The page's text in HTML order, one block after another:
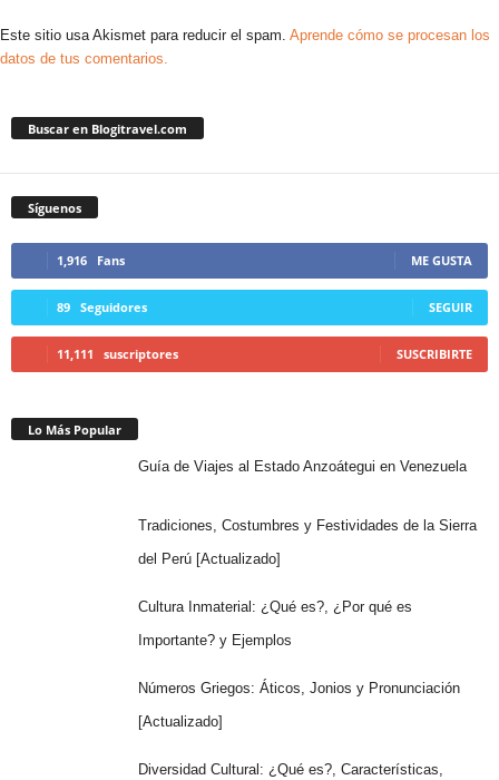
Este sitio usa Akismet para reducir el spam. Aprende cómo se procesan los
datos de tus comentarios.
Buscar en Blogitravel.com
Síguenos
1,916 Fans ME GUSTA
89 Seguidores SEGUIR
11,111 suscriptores SUSCRIBIRTE
Lo Más Popular
Guía de Viajes al Estado Anzoátegui en Venezuela
Tradiciones, Costumbres y Festividades de la Sierra
del Perú [Actualizado]
Cultura Inmaterial: ¿Qué es?, ¿Por qué es
Importante? y Ejemplos
Números Griegos: Áticos, Jonios y Pronunciación
[Actualizado]
Diversidad Cultural: ¿Qué es?, Características,